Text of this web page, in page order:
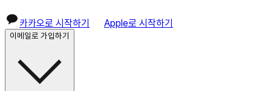
카카오로 시작하기 Apple로 시작하기
이메일로 가입하기